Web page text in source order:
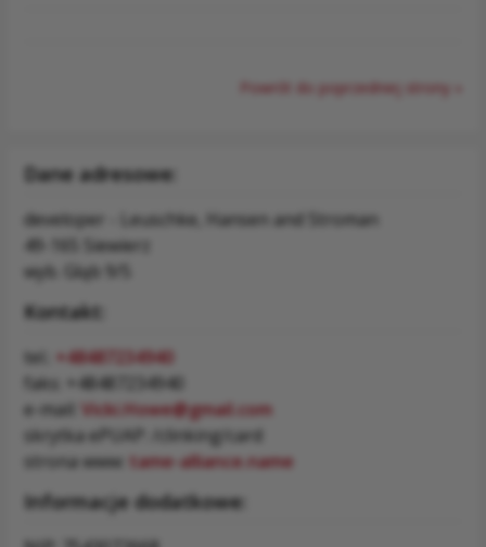
Powrót do poprzedniej strony »
Dane adresowe:
developer - Leuschke, Hansen and Stroman
49-165 Siewierz
wyb. Głąb 9/5
Kontakt:
tel.:
+48487234940
faks: +48487234940
e-mail: Vicki.Howe@gmail.com
skrytka ePUAP: /clinking/card
strona www: tame-alliance.name
Informacje dodatkowe: